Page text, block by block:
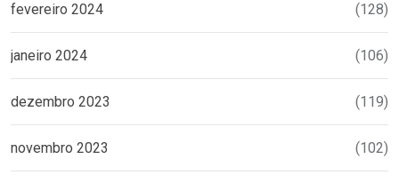
fevereiro 2024 (128)
janeiro 2024 (106)
dezembro 2023 (119)
novembro 2023 (102)